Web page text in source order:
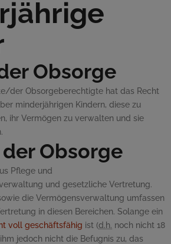
Obsorge
der Obsorgeberechtigte hat das Recht
minderjährigen Kindern, diese zu
ihr Vermögen zu verwalten und sie
Obsorge
Pflege und
und gesetzliche Vertretung.
die Vermögensverwaltung umfassen
in diesen Bereichen. Solange ein
voll geschäftsfähig ist (d.h. noch nicht 18
jedoch nicht die Befugnis zu, das